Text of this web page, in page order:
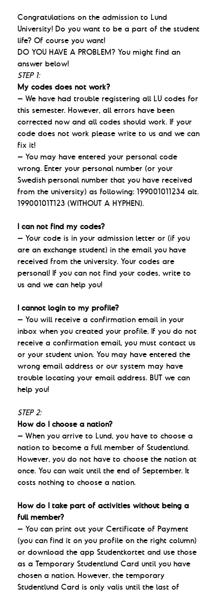
Congratulations on the admission to Lund
University! Do you want to be a part of the student
life? Of course you want!
DO YOU HAVE A PROBLEM? You might find an
answer below!
STEP 1:
My codes does not work?
– We have had trouble registering all LU codes for
this semester. However, all errors have been
corrected now and all codes should work. If your
code does not work please write to us and we can
fix it!
– You may have entered your personal code
wrong. Enter your personal number (or your
Swedish personal number that you have received
from the university) as following: 199001011234 alt.
19900101T123 (WITHOUT A HYPHEN).
I can not find my codes?
– Your code is in your admission letter or (if you
are an exchange student) in the email you have
received from the university. Your codes are
personal! If you can not find your codes, write to
us and we can help you!
I cannot login to my profile?
– You will receive a confirmation email in your
inbox when you created your profile. If you do not
receive a confirmation email, you must contact us
or your student union. You may have entered the
wrong email address or our system may have
trouble locating your email address. BUT we can
help you!
STEP 2:
How do I choose a nation?
– When you arrive to Lund, you have to choose a
nation to become a full member of Studentlund.
However, you do not have to choose the nation at
once. You can wait until the end of September. It
costs nothing to choose a nation.
How do I take part of activities without being a
full member?
– You can print out your Certificate of Payment
(you can find it on you profile on the right column)
or download the app Studentkortet and use those
as a Temporary Studentlund Card until you have
chosen a nation. However, the temporary
Studentlund Card is only valis until the last of